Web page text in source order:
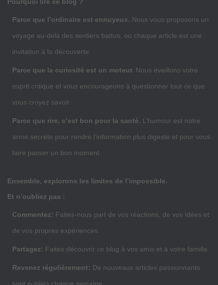
Parce que l’ordinaire est ennuyeux. Nous vous proposons un
voyage au-delà des sentiers battus, où chaque article est une
invitation à la découverte.
Parce que la curiosité est un moteur. Nous éveillons votre
esprit critique et vous encourageons à questionner tout ce que
vous croyez savoir.
Parce que rire, c’est bon pour la santé. L’humour est notre
arme secrète pour rendre l’information plus digeste et pour vous
faire passer un bon moment.
Ensemble, explorons les limites de l’impossible.
Et n’oubliez pas :
Commentez: Faites-nous part de vos réactions, de vos idées et
de vos propres expériences.
Partagez: Faites découvrir ce blog à vos amis et à votre famille.
Revenez régulièrement: De nouveaux articles passionnants